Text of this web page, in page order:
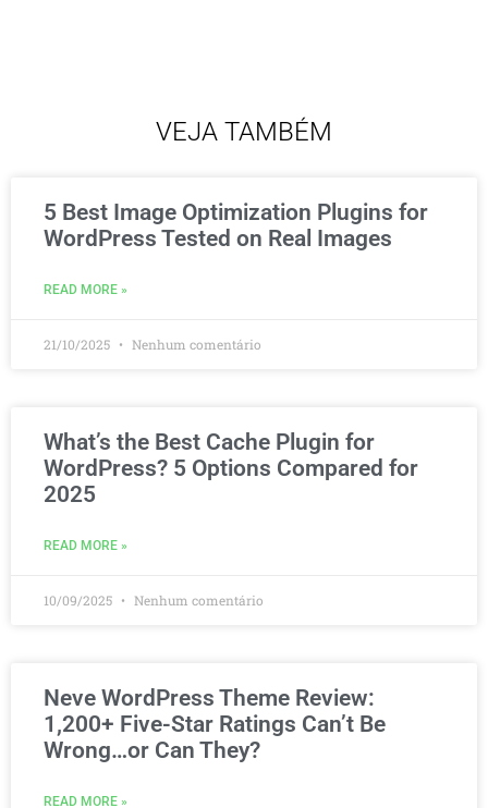
VEJA TAMBÉM
5 Best Image Optimization Plugins for
WordPress Tested on Real Images
READ MORE »
21/10/2025 Nenhum comentário
What’s the Best Cache Plugin for
WordPress? 5 Options Compared for
2025
READ MORE »
10/09/2025 Nenhum comentário
Neve WordPress Theme Review:
1,200+ Five-Star Ratings Can’t Be
Wrong…or Can They?
READ MORE »